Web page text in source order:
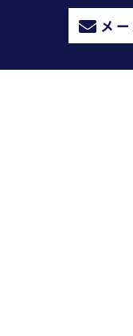
メ